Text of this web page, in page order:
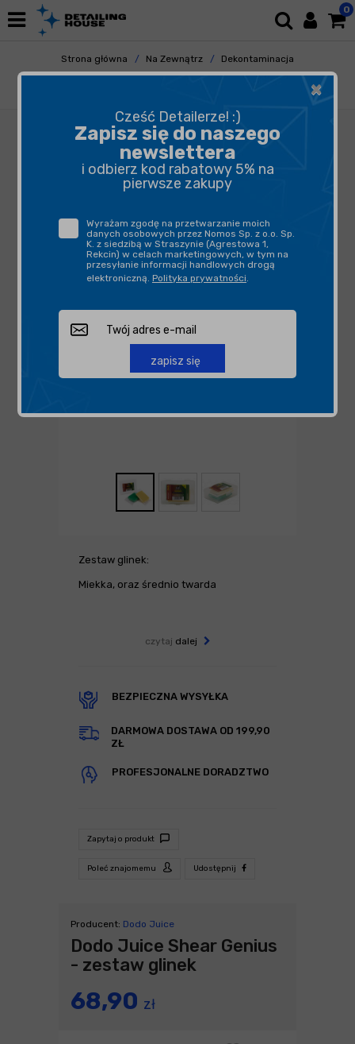
0
Strona główna Na Zewnątrz
Dekontaminacja
Glinki i Lubrykanty
Zestaw glinek:
Miekka, oraz średnio twarda
czytaj dalej
BEZPIECZNA WYSYŁKA
DARMOWA DOSTAWA OD 199,90
ZŁ
PROFESJONALNE DORADZTWO
Zapytaj o produkt
Poleć znajomemu Udostępnij
Producent: Dodo Juice
Dodo Juice Shear Genius
- zestaw glinek
68,90 zł
×
Cześć Detailerze! :)
Zapisz się do naszego
newslettera
i odbierz kod rabatowy 5% na
pierwsze zakupy
Wyrażam zgodę na przetwarzanie moich
danych osobowych przez Nomos Sp. z o.o. Sp.
K. z siedzibą w Straszynie (Agrestowa 1,
Rekcin) w celach marketingowych, w tym na
przesyłanie informacji handlowych drogą
elektroniczną. Polityka prywatności.
zapisz się